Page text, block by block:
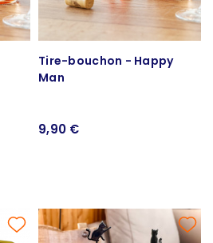
Tire-bouchon - Happy
Man
9,90 €